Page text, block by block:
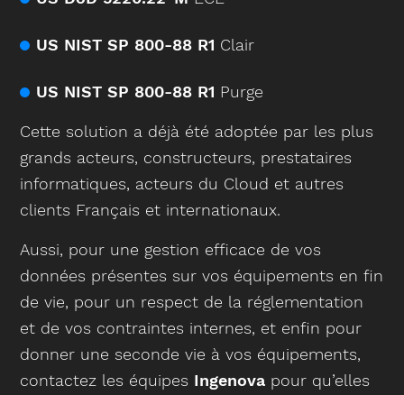
US NIST SP 800-88 R1 Clair
US NIST SP 800-88 R1 Purge
Cette solution a déjà été adoptée par les plus
grands acteurs, constructeurs, prestataires
informatiques, acteurs du Cloud et autres
clients Français et internationaux.
Aussi, pour une gestion efficace de vos
données présentes sur vos équipements en fin
de vie, pour un respect de la réglementation
et de vos contraintes internes, et enfin pour
donner une seconde vie à vos équipements,
contactez les équipes Ingenova pour qu’elles